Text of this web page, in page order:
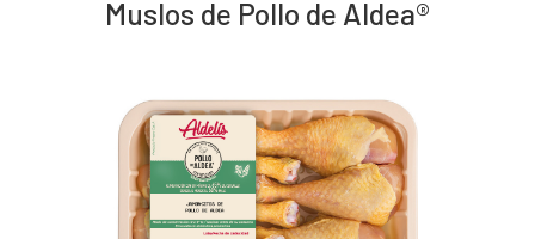
Muslos de Pollo de Aldea®